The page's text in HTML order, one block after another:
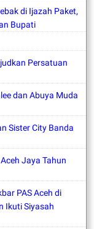
di Ijazah Paket,
Bupati
Persatuan
dan Abuya Muda
Sister City Banda
Jaya Tahun
PAS Aceh di
Ikuti Siyasah